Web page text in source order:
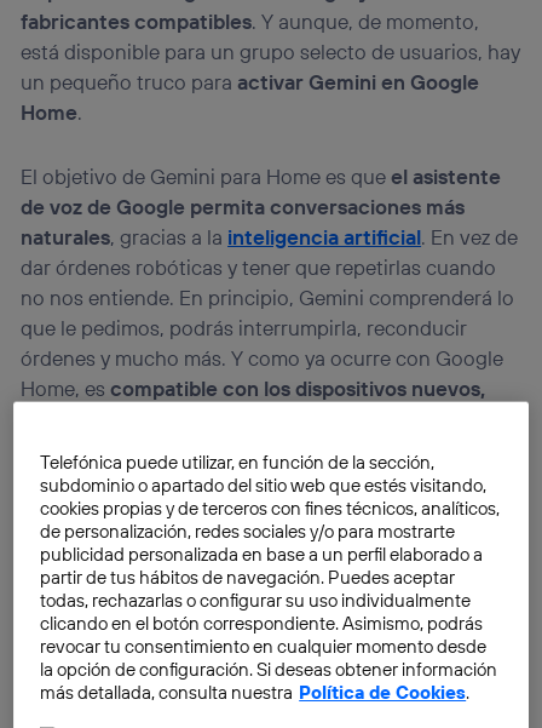
fabricantes compatibles. Y aunque, de momento,
está disponible para un grupo selecto de usuarios, hay
un pequeño truco para activar Gemini en Google
Home.
El objetivo de Gemini para Home es queel asistente
de voz de Google permita conversaciones más
naturales, gracias a la inteligencia artificial. En vez de
dar órdenes robóticas y tener que repetirlas cuando
no nos entiende. En principio, Gemini comprenderá lo
que le pedimos, podrás interrumpirla, reconducir
órdenes y mucho más. Y como ya ocurre con Google
Home, escompatible con los dispositivos nuevos,
Telefónica puede utilizar, en función de la sección,
subdominio o apartado del sitio web que estés visitando,
cookies propias y de terceros con fines técnicos, analíticos,
de personalización, redes sociales y/o para mostrarte
publicidad personalizada en base a un perfil elaborado a
partir de tus hábitos de navegación. Puedes aceptar
todas, rechazarlas o configurar su uso individualmente
clicando en el botón correspondiente. Asimismo, podrás
revocar tu consentimiento en cualquier momento desde
la opción de configuración. Si deseas obtener información
más detallada, consulta nuestra Política de Cookies.